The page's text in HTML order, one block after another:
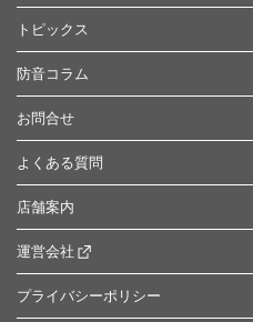
トピックス
防音コラム
お問合せ
よくある質問
店舗案内
運営会社
プライバシーポリシー